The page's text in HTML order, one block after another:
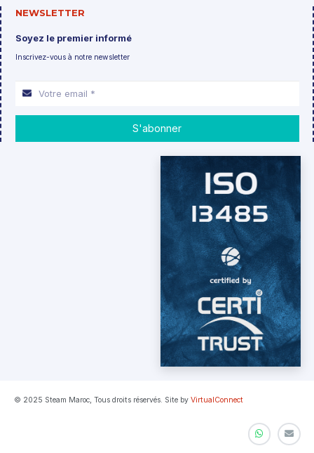
NEWSLETTER
Soyez le premier informé
Inscrivez-vous à notre newsletter
S'abonner
© 2025 Steam Maroc, Tous droits réservés. Site by VirtualConnect